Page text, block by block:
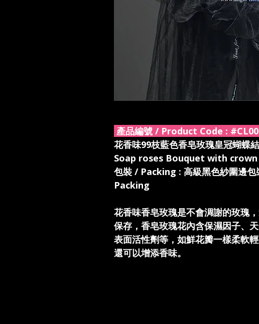
產品編號 / Product Code :
花香味99枝藍色香皂玫瑰皇冠蝴蝶
Soap roses Bouquet with
包裝 / Packing : 高級黑色紗圍邊
Packing
花香味香皂玫瑰是不會淍謝的玫瑰
保存，香皂玫瑰花內含保濕因子、
表面活性劑等，如鮮花瓣一樣柔軟
還可以增添香味。